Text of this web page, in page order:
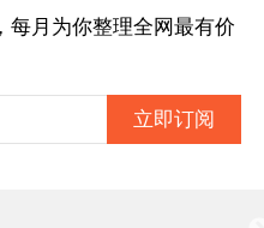
月为你整理全网最有价
立即订阅